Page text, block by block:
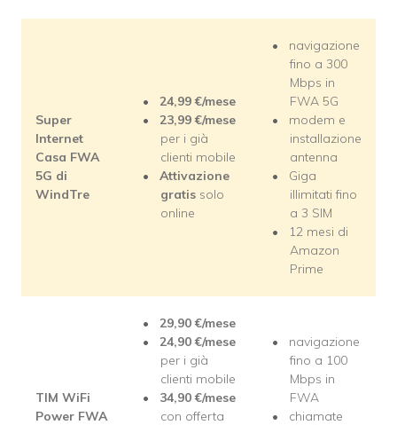
Super
Internet
Casa FWA
5G di
WindTre
24,99€/mese
23,99 €/mese
per i già
clienti mobile
Attivazione
gratis solo
online
navigazione
fino a 300
Mbps in
FWA 5G
modem e
installazione
antenna
Giga
illimitati fino
a 3 SIM
12 mesi di
Amazon
Prime
TIM WiFi
Power FWA
29,90€/mese
24,90 €/mese
per i già
clienti mobile
34,90 €/mese
con offerta
navigazione
fino a 100
Mbps in
FWA
chiamate